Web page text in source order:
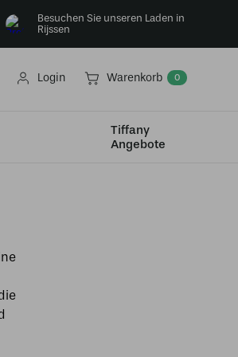
Besuchen Sie unseren Laden in
Rijssen
Login Warenkorb 0
Tiffany
Angebote